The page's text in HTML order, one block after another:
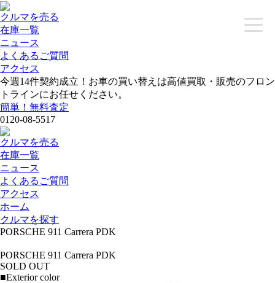
クルマを売る
在庫一覧
ニュース
よくあるご質問
アクセス
今週 14件契約成立！お車の買い替えは高値買取・販売のフロン
トラインにお任せください。
簡単！無料査定
0120-08-5517
クルマを売る
在庫一覧
ニュース
よくあるご質問
アクセス
ホーム
クルマを探す
PORSCHE 911 Carrera PDK
PORSCHE 911 Carrera PDK
SOLD OUT
■Exterior color
toggle